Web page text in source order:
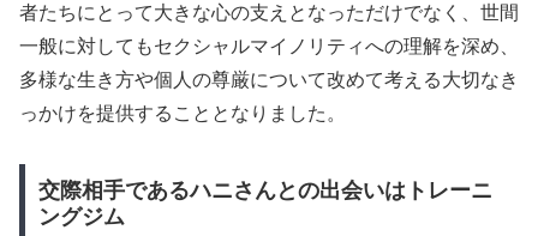
者たちにとって大きな心の支えとなっただけでなく、世間
一般に対してもセクシャルマイノリティへの理解を深め、
多様な生き方や個人の尊厳について改めて考える大切なき
っかけを提供することとなりました。
交際相手であるハニさんとの出会いはトレーニ
ングジム